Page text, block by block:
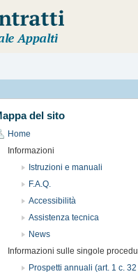
del sito
Home
Informazioni
Istruzioni e manuali
F.A.Q.
Accessibilità
Assistenza tecnica
News
Informazioni sulle singole
Prospetti annuali (art. 1 c.